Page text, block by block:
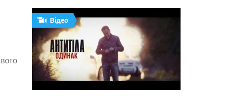
1 548
Відео